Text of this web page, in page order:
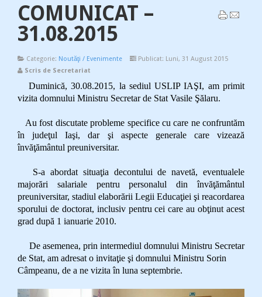
COMUNICAT –
31.08.2015
Categorie: Noutăţi / Evenimente
Publicat: Luni, 31 August 2015
Scris de Secretariat
Duminică, 30.08.2015, la sediul USLIP IAŞI, am primit
vizita domnului Ministru Secretar de Stat Vasile Şălaru.
Au fost discutate probleme specifice cu care ne confruntăm
în judeţul Iaşi, dar şi aspecte generale care vizează
învăţământul preuniversitar.
S-a abordat situaţia decontului de navetă, eventualele
majorări salariale pentru personalul din învăţământul
preuniversitar, stadiul elaborării Legii Educaţiei şi reacordarea
sporului de doctorat, inclusiv pentru cei care au obţinut acest
grad după 1 ianuarie 2010.
De asemenea, prin intermediul domnului Ministru Secretar
de Stat, am adresat o invitaţie şi domnului Ministru Sorin
Câmpeanu, de a ne vizita în luna septembrie.